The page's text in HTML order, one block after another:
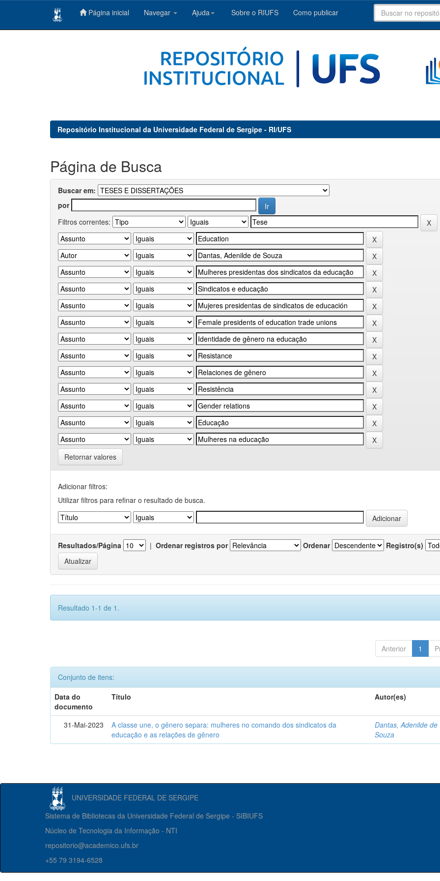
Página inicial Navegar Ajuda Sobre o RIUFS Como publicar
Repositório Institucional da Universidade Federal de Sergipe - RI/UFS
Página de Busca
Buscar em:
por
Filtros correntes:
Retornar valores
Adicionar filtros:
Utilizar filtros para refinar o resultado de busca.
Resultados/Página | Ordenar registros por Ordenar Registro(s)
Resultado 1-1 de 1.
Anterior 1
Conjunto de itens:
Data do
documento
Título Autor(es)
31-Mai-2023
A classe une, o gênero separa: mulheres no comando dos sindicatos da
educação e as relações de gênero
Dantas, Adenilde de
Souza
UNIVERSIDADE FEDERAL DE SERGIPE
Sistema de Bibliotecas da Universidade Federal de Sergipe - SIBIUFS
Núcleo de Tecnologia da Informação - NTI
repositorio@academico.ufs.br
+55 79 3194-6528